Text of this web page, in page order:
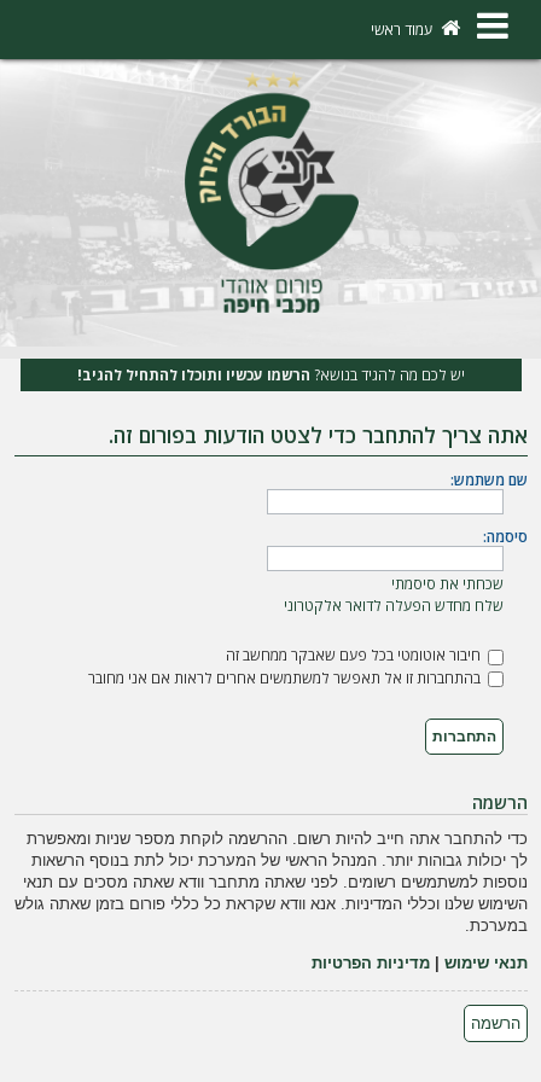
×
ו
ר
ש
ה
עמוד ראשי
יש לכם מה להגיד בנושא? הרשמו עכשיו ותוכלו להתחיל להגיב!
אתה צריך להתחבר כדי לצטט הודעות בפורום זה.
שם משתמש:
סיסמה:
שכחתי את סיסמתי
שלח מחדש הפעלה לדואר אלקטרוני
חיבור אוטומטי בכל פעם שאבקר ממחשב זה
בהתחברות זו אל תאפשר למשתמשים אחרים לראות אם אני מחובר
הרשמה
כדי להתחבר אתה חייב להיות רשום. ההרשמה לוקחת מספר שניות ומאפשרת
לך יכולות גבוהות יותר. המנהל הראשי של המערכת יכול לתת בנוסף הרשאות
נוספות למשתמשים רשומים. לפני שאתה מתחבר וודא שאתה מסכים עם תנאי
השימוש שלנו וכללי המדיניות. אנא וודא שקראת כל כללי פורום בזמן שאתה גולש
במערכת.
תנאי שימוש |מדיניות הפרטיות
הרשמה